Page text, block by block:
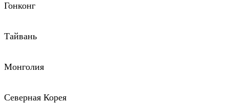
Гонконг
Тайвань
Монголия
Северная Корея